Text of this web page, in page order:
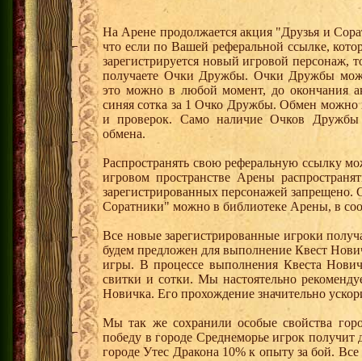
На Арене продолжается акция "Друзья и
что если по Вашей реферальной ссылке,
зарегистрируется новый игровой
получаете Очки Дружбы. Очки Дружбы
это можно в любой момент, до окончания
синяя сотка за 1 Очко Дружбы. Обмен можно
и проверок. Само наличие Очков Дружбы
обмена.
Распространять свою реферальную ссылку
игровом пространстве Арены
зарегистрированных персонажей
Соратники" можно в библиотеке Арены, в
Все новые зарегистрированные игроки
будем предложен для выполнение Квест
игры. В процессе выполнения Квеста
свитки и сотки. Мы настоятельно
Новичка. Его прохождение значительно
Мы так же сохранили особые свойства
победу в городе Среднеморье игрок
городе Утес Дракона 10% к опыту за бой.